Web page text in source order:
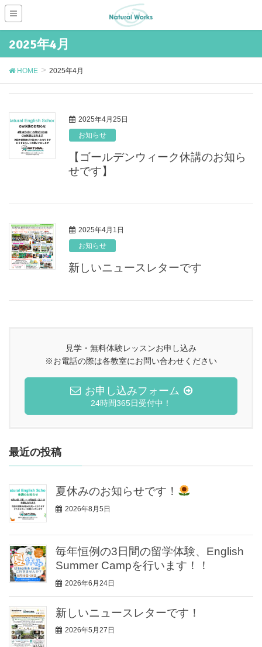
2025年4月
HOME 2025年4月
2025年4月25日
お知らせ
【ゴールデンウィーク休講のお知ら
せです】
2025年4月1日
お知らせ
新しいニュースレターです
見学・無料体験レッスンお申し込み
※お電話の際は各教室にお問い合わせください
お申し込みフォーム
24時間365日受付中！
最近の投稿
夏休みのお知らせです！
2026年8月5日
毎年恒例の3日間の留学体験、English
Summer Campを行います！！
2026年6月24日
新しいニュースレターです！
2026年5月27日